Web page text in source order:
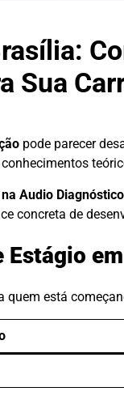
Sua
pode parecer
Audio Diagnóstico
concreta de
Estágio
quem está